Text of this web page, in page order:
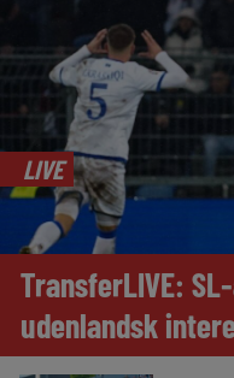
LIVE
TransferLIVE:
udenlandsk